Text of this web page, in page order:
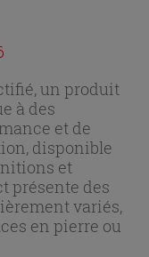
un produit
à des
et de
disponible
et
présente des
variés,
en pierre ou